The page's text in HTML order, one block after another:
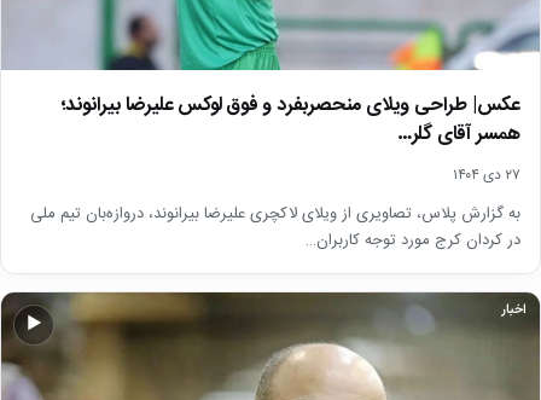
عکس| طراحی ویلای منحصربفرد و فوق لوکس علیرضا بیرانوند؛
همسر آقای گلر…
۲۷ دی ۱۴۰۴
به گزارش پلاس، تصاویری از ویلای لاکچری علیرضا بیرانوند، دروازه‌بان تیم ملی
در کردان کرج مورد توجه کاربران…
▶
اخبار